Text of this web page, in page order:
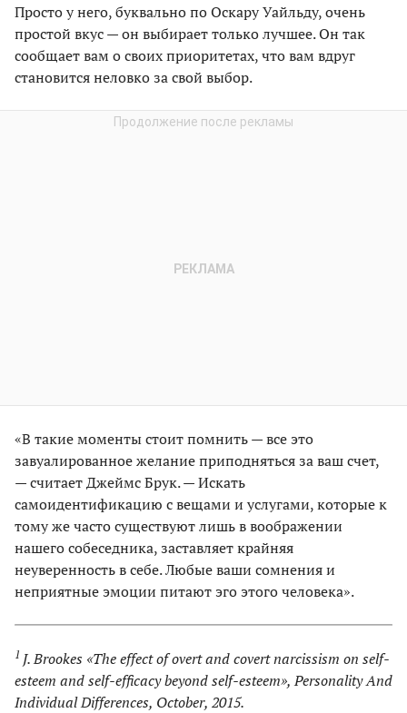
Просто у него, буквально по Оскару Уайльду, очень
простой вкус — он выбирает только лучшее. Он так
сообщает вам о своих приоритетах, что вам вдруг
становится неловко за свой выбор.
«В такие моменты стоит помнить — все это
завуалированное желание приподняться за ваш счет,
— считает Джеймс Брук. — Искать
самоидентификацию с вещами и услугами, которые к
тому же часто существуют лишь в воображении
нашего собеседника, заставляет крайняя
неуверенность в себе. Любые ваши сомнения и
неприятные эмоции питают эго этого человека».
1 J. Brookes «The effect of overt and covert narcissism on self-
esteem and self-efficacy beyond self-esteem», Personality And
Individual Differences, October, 2015.